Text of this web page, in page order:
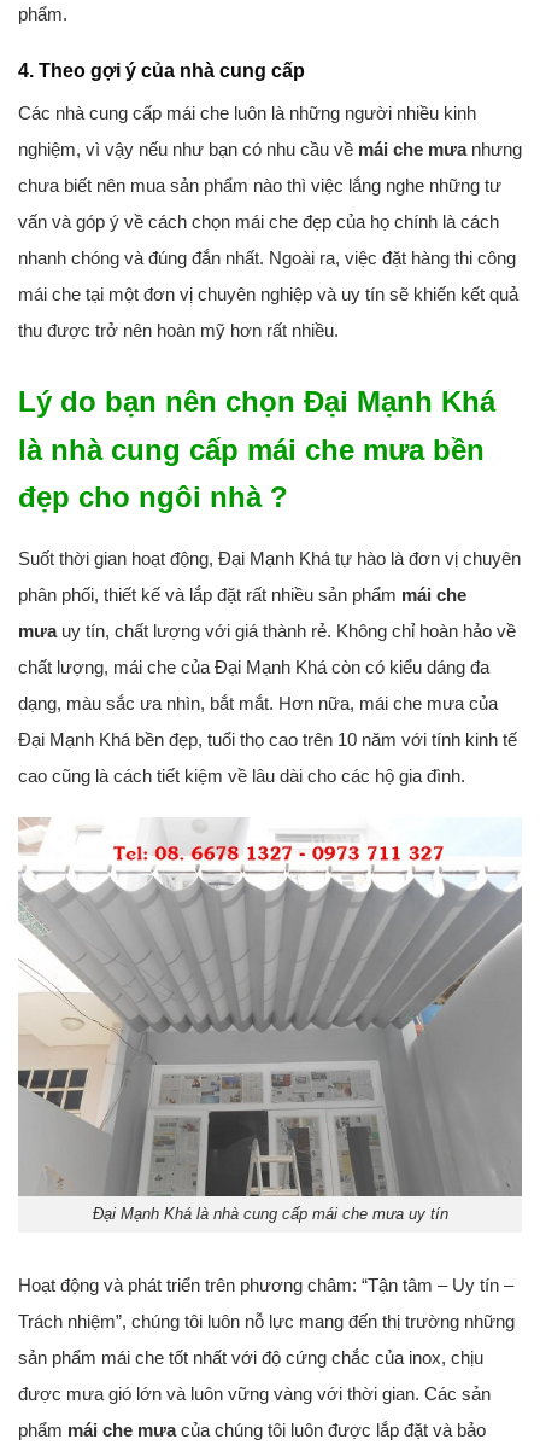
phẩm.
4. Theo gợi ý của nhà cung cấp
Các nhà cung cấp mái che luôn là những người nhiều kinh
nghiệm, vì vậy nếu như bạn có nhu cầu về mái che mưanhưng
chưa biết nên mua sản phẩm nào thì việc lắng nghe những tư
vấn và góp ý về cách chọn mái che đẹp của họ chính là cách
nhanh chóng và đúng đắn nhất. Ngoài ra, việc đặt hàng thi công
mái che tại một đơn vị chuyên nghiệp và uy tín sẽ khiến kết quả
thu được trở nên hoàn mỹ hơn rất nhiều.
Lý do bạn nên chọn Đại Mạnh Khá
là nhà cung cấp mái che mưa bền
đẹp cho ngôi nhà ?
Suốt thời gian hoạt động, Đại Mạnh Khá tự hào là đơn vị chuyên
phân phối, thiết kế và lắp đặt rất nhiều sản phẩm mái che
mưauy tín, chất lượng với giá thành rẻ. Không chỉ hoàn hảo về
chất lượng, mái che của Đại Mạnh Khá còn có kiểu dáng đa
dạng, màu sắc ưa nhìn, bắt mắt. Hơn nữa, mái che mưa của
Đại Mạnh Khá bền đẹp, tuổi thọ cao trên 10 năm với tính kinh tế
cao cũng là cách tiết kiệm về lâu dài cho các hộ gia đình.
Đại Mạnh Khá là nhà cung cấp mái che mưa uy tín
Hoạt động và phát triển trên phương châm: “Tận tâm – Uy tín –
Trách nhiệm”, chúng tôi luôn nỗ lực mang đến thị trường những
sản phẩm mái che tốt nhất với độ cứng chắc của inox, chịu
được mưa gió lớn và luôn vững vàng với thời gian. Các sản
phẩm mái che mưacủa chúng tôi luôn được lắp đặt và bảo